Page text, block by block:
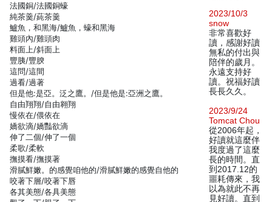
法國銅/法國銅蠔
純茶羹/蒓茶羹
鱸魚，和黑海/鱸魚，蠔和黑海
雞頭內/雞頭肉
料面上/斜面上
豐胰/豐腴
這問/這間
過看/過著
但是他:是亞。泛之鷹。/但是他是:亞洲之鷹。
自由翔翔/自由翱翔
慢依在/偎依在
嬌欲滴/嬌豔欲滴
伸了二個/伸了一個
柔歌/柔軟
撫摸看/撫摸著
滑膩鮮嫩。的感覺咱他的/滑膩鮮嫩的感覺自他的
咬著下層/咬著下唇
各其美態/各具美態
2023/10/3
snow
非常喜歡好
讀，感謝好讀
無私的付出與
陪伴的歲月。
永遠支持好
讀。祝福好讀
長長久久。
2023/9/24
Tomcat Chou
從2006年起，
好讀就這麼伴
我度過了這麼
長的時間。直
到2017.12的
噩耗傳來，我
以為就此不再
見好讀。直到